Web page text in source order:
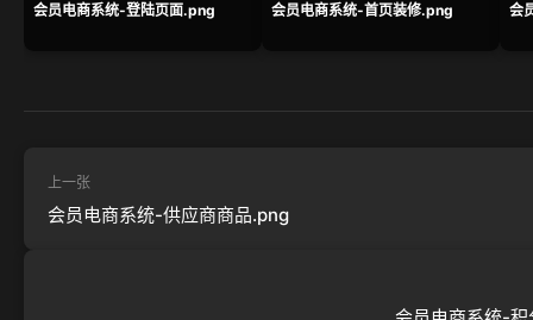
会员电商系统-登陆页面.png 会员电商系统-首页装修.png 会
上一张
会员电商系统-供应商商品.png